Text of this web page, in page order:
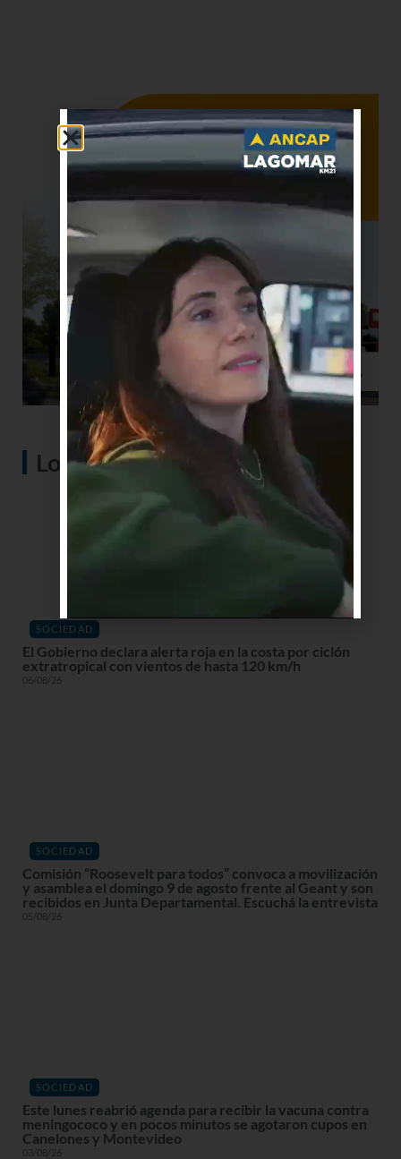
Lo más visto
SOCIEDAD
El Gobierno declara alerta roja en la costa por ciclón
extratropical con vientos de hasta 120 km/h
06/08/26
SOCIEDAD
Comisión “Roosevelt para todos” convoca a movilización
y asamblea el domingo 9 de agosto frente al Geant y son
recibidos en Junta Departamental. Escuchá la entrevista
05/08/26
SOCIEDAD
Este lunes reabrió agenda para recibir la vacuna contra
meningococo y en pocos minutos se agotaron cupos en
Canelones y Montevideo
03/08/26